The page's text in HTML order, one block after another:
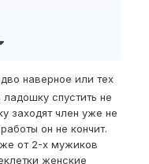
ли оно
наверное или тех
спустить не
заходят член уже не
он не кончит.
от 2-х мужиков
женские